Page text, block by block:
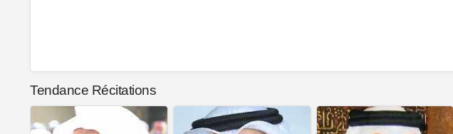
Tendance Récitations